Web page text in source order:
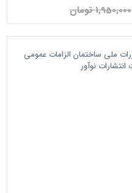
1,950,000 تومان